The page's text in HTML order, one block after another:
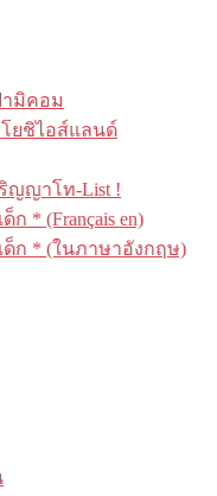
มิคอม
ยชิไอส์แลนด์
ริญญาโท-List !
ก * (Français en)
ด็ก * (ในภาษาอังกฤษ)